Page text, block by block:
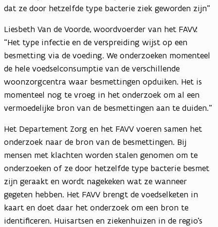
dat ze door hetzelfde type bacterie ziek geworden zijn”
Liesbeth Van de Voorde, woordvoerder van het FAVV:
“Het type infectie en de verspreiding wijst op een
besmetting via de voeding. We onderzoeken momenteel
de hele voedselconsumptie van de verschillende
woonzorgcentra waar besmettingen opduiken. Het is
momenteel nog te vroeg in het onderzoek om al een
vermoedelijke bron van de besmettingen aan te duiden.”
Het Departement Zorg en het FAVV voeren samen het
onderzoek naar de bron van de besmettingen. Bij
mensen met klachten worden stalen genomen om te
onderzoeken of ze door hetzelfde type bacterie besmet
zijn geraakt en wordt nagekeken wat ze wanneer
gegeten hebben. Het FAVV brengt de voedselketen in
kaart en doet daar het onderzoek om een bron te
identificeren. Huisartsen en ziekenhuizen in de regio’s